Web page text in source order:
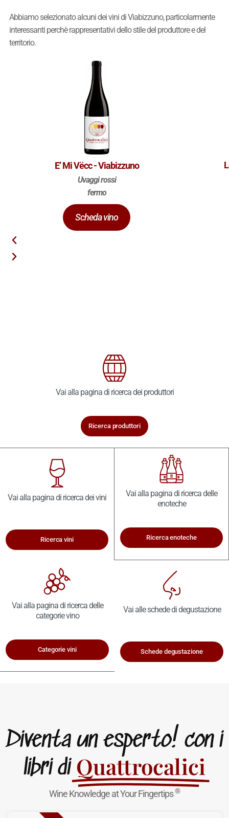
Abbiamo selezionato alcuni dei vini di Viabizzuno, particolarmente
interessanti perchè rappresentativi dello stile del produttore e del
territorio.
E’ Mi Vëcc - Viabizzuno
Uvaggi rossi
fermo
Scheda vino
Vai alla pagina di ricerca dei produttori
Ricerca produttori
Vai alla pagina di ricerca dei vini
Ricerca vini
Vai alla pagina di ricerca delle
enoteche
Ricerca enoteche
Vai alla pagina di ricerca delle
categorie vino
Categorie vini
Vai alle schede di degustazione
Schede degustazione
Diventa un esperto! con i
libri di Quattrocalici
Wine Knowledge at Your Fingertips®